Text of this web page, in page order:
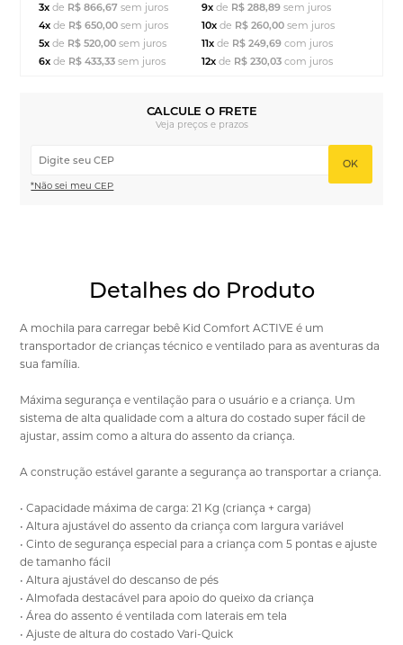
3xde R$ 866,67 sem juros
4xde R$ 650,00 sem juros
5xde R$ 520,00 sem juros
6xde R$ 433,33 sem juros
9x de R$ 288,89sem juros
10x de R$ 260,00sem juros
11x de R$ 249,69com juros
12x de R$ 230,03com juros
CALCULE O FRETE
Veja preços e prazos
OK
*Não sei meu CEP
Detalhes do Produto
A mochila para carregar bebê Kid Comfort ACTIVE é um
transportador de crianças técnico e ventilado para as aventuras da
sua família.
Máxima segurança e ventilação para o usuário e a criança. Um
sistema de alta qualidade com a altura do costado super fácil de
ajustar, assim como a altura do assento da criança.
A construção estável garante a segurança ao transportar a criança.
• Capacidade máxima de carga: 21 Kg (criança + carga)
• Altura ajustável do assento da criança com largura variável
• Cinto de segurança especial para a criança com 5 pontas e ajuste
de tamanho fácil
• Altura ajustável do descanso de pés
• Almofada destacável para apoio do queixo da criança
• Área do assento é ventilada com laterais em tela
• Ajuste de altura do costado Vari-Quick